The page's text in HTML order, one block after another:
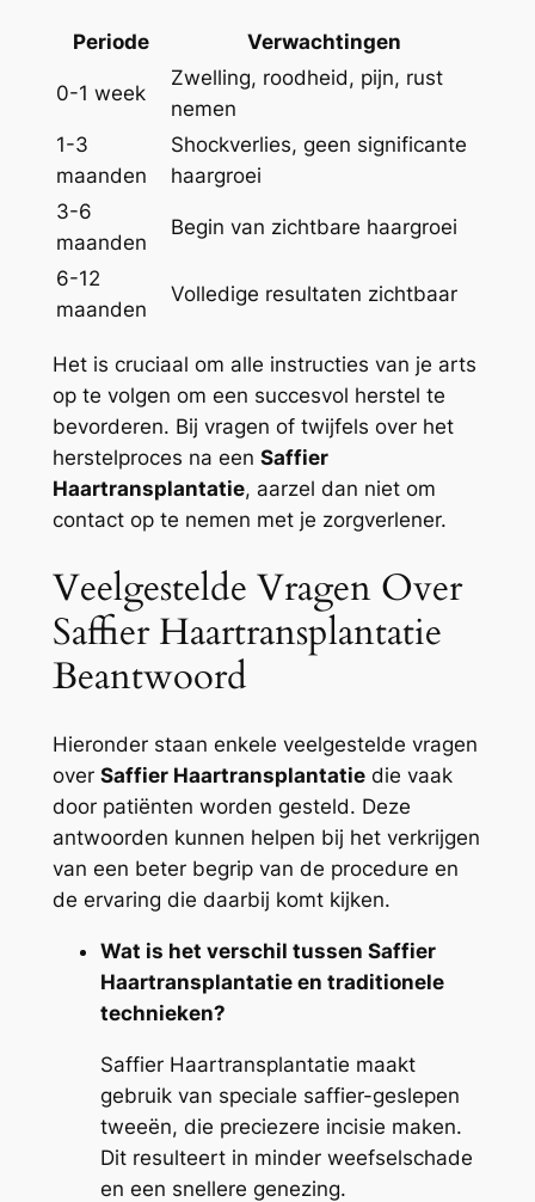
Periode Verwachtingen
0-1 week
Zwelling, roodheid, pijn, rust
nemen
1-3
maanden
Shockverlies, geen significante
haargroei
3-6
maanden
Begin van zichtbare haargroei
6-12
maanden
Volledige resultaten zichtbaar
Het is cruciaal om alle instructies van je arts
op te volgen om een succesvol herstel te
bevorderen. Bij vragen of twijfels over het
herstelproces na een Saffier
Haartransplantatie, aarzel dan niet om
contact op te nemen met je zorgverlener.
Veelgestelde Vragen Over
Saffier Haartransplantatie
Beantwoord
Hieronder staan enkele veelgestelde vragen
over Saffier Haartransplantatiedie vaak
door patiënten worden gesteld. Deze
antwoorden kunnen helpen bij het verkrijgen
van een beter begrip van de procedure en
de ervaring die daarbij komt kijken.
Wat is het verschil tussen Saffier
Haartransplantatie en traditionele
technieken?
Saffier Haartransplantatie maakt
gebruik van speciale saffier-geslepen
tweeën, die preciezere incisie maken.
Dit resulteert in minder weefselschade
en een snellere genezing.